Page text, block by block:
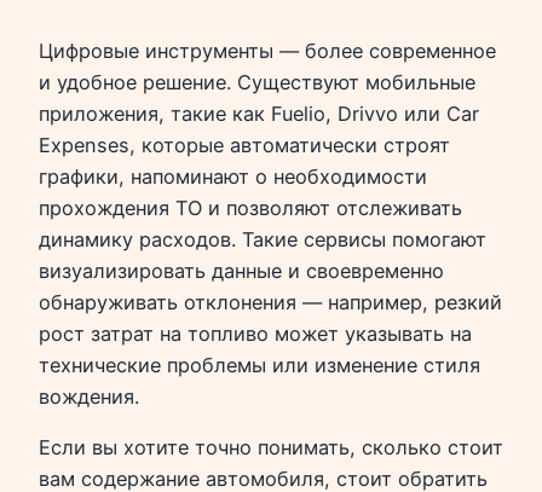
Цифровые инструменты — более современное
и удобное решение. Существуют мобильные
приложения, такие как Fuelio, Drivvo или Car
Expenses, которые автоматически строят
графики, напоминают о необходимости
прохождения ТО и позволяют отслеживать
динамику расходов. Такие сервисы помогают
визуализировать данные и своевременно
обнаруживать отклонения — например, резкий
рост затрат на топливо может указывать на
технические проблемы или изменение стиля
вождения.
Если вы хотите точно понимать, сколько стоит
вам содержание автомобиля, стоит обратить